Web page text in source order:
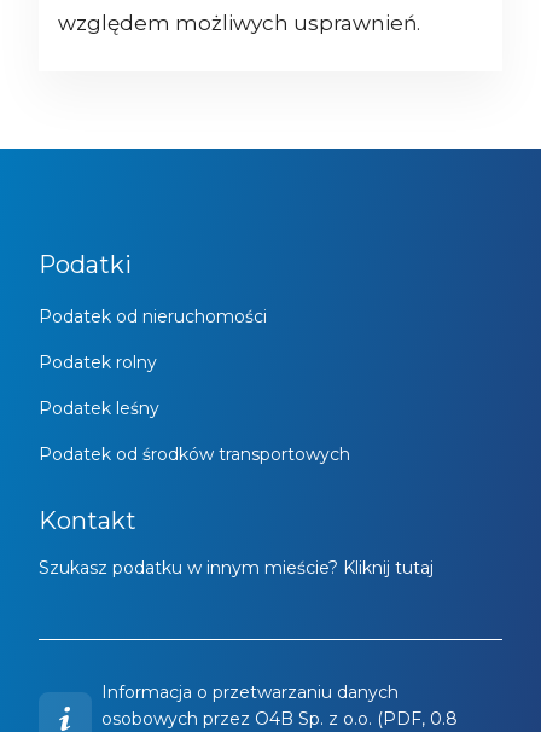
względem możliwych usprawnień.
Podatki
Podatek od nieruchomości
Podatek rolny
Podatek leśny
Podatek od środków transportowych
Kontakt
Szukasz podatku w innym mieście? Kliknij tutaj
Informacja o przetwarzaniu danych
osobowych przez O4B Sp. z o.o. (PDF, 0.8